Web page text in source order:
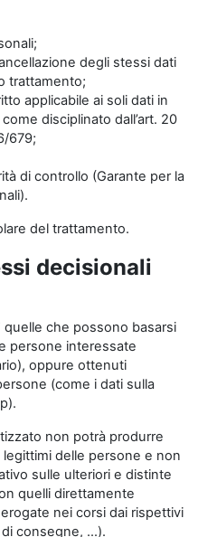
degli stessi dati
trattamento;
applicabile ai soli dati in
disciplinato dall’art. 20
679;
di controllo (Garante per la
del trattamento.
decisionali
quelle che possono basarsi
persone interessate
oppure ottenuti
(come i dati sulla
non potrà produrre
delle persone e non
sulle ulteriori e distinte
quelli direttamente
nei corsi dai rispettivi
consegne, …).